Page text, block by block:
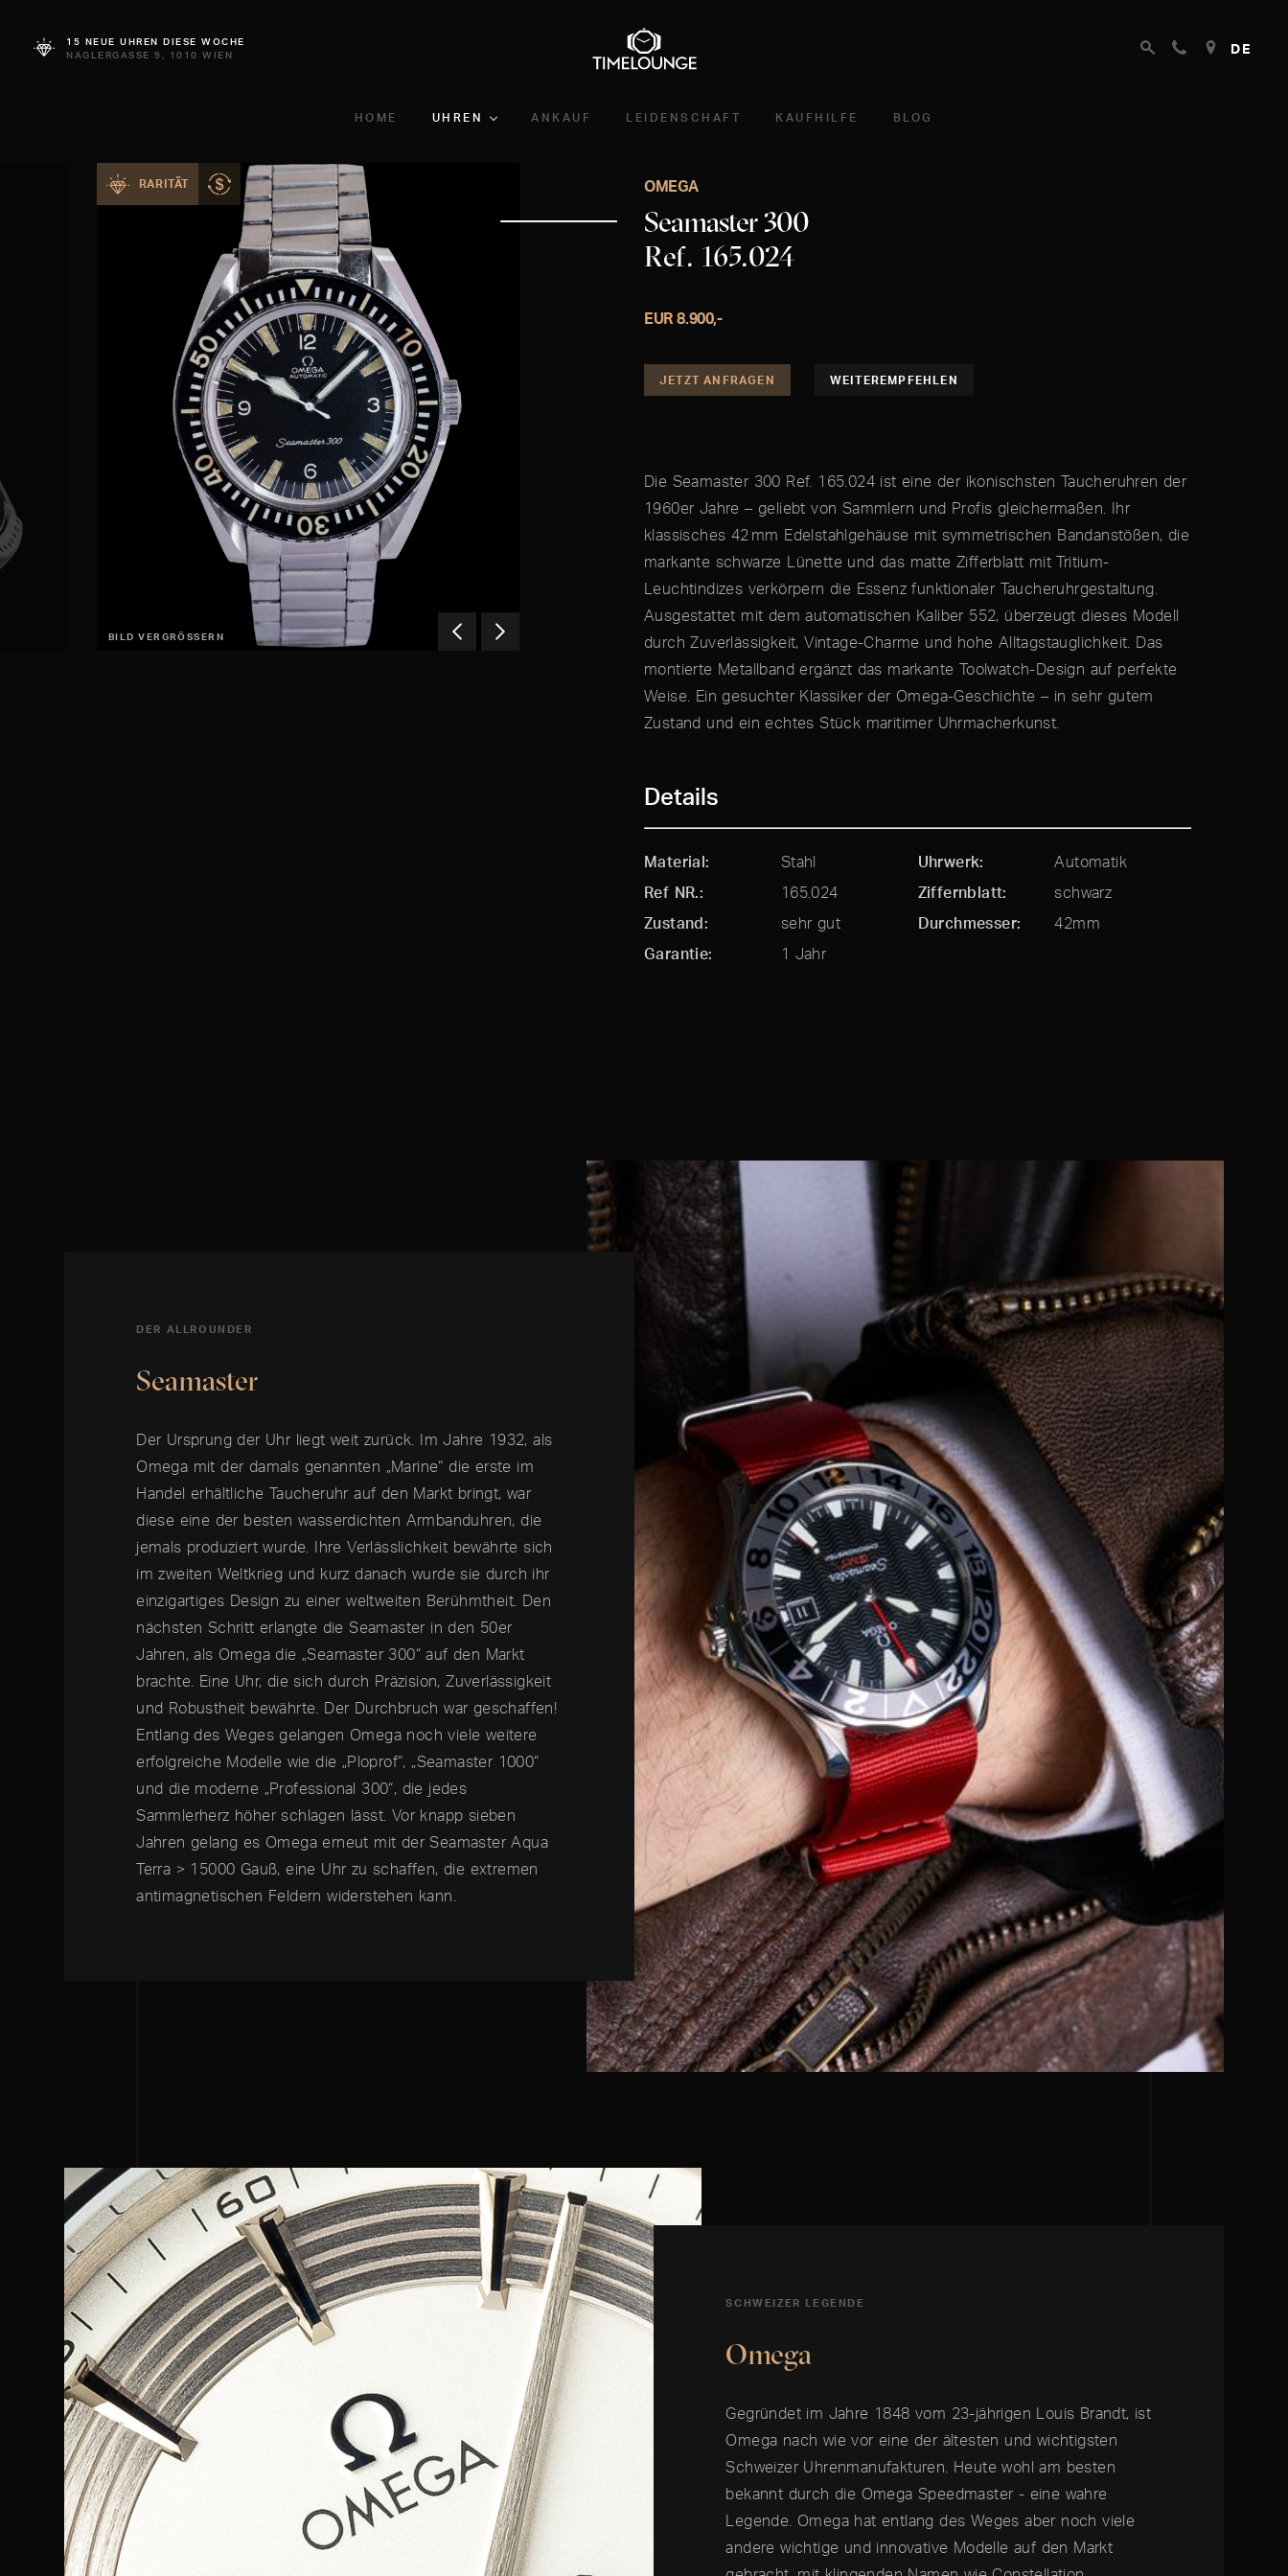
15 NEUE UHREN DIESE WOCHE
NAGLERGASSE 9, 1010 WIEN
DE
HOME UHREN ANKAUF LEIDENSCHAFT KAUFHILFE BLOG
BILD VERGRÖSSERN
RARITÄT OMEGA
Seamaster 300
Ref. 165.024
EUR 8.900,-
JETZT ANFRAGEN WEITEREMPFEHLEN
Die Seamaster 300 Ref. 165.024 ist eine der ikonischsten Taucheruhren der
1960er Jahre – geliebt von Sammlern und Profis gleichermaßen. Ihr
klassisches 42 mm Edelstahlgehäuse mit symmetrischen Bandanstößen, die
markante schwarze Lünette und das matte Zifferblatt mit Tritium-
Leuchtindizes verkörpern die Essenz funktionaler Taucheruhrgestaltung.
Ausgestattet mit dem automatischen Kaliber 552, überzeugt dieses Modell
durch Zuverlässigkeit, Vintage-Charme und hohe Alltagstauglichkeit. Das
montierte Metallband ergänzt das markante Toolwatch-Design auf perfekte
Weise. Ein gesuchter Klassiker der Omega-Geschichte – in sehr gutem
Zustand und ein echtes Stück maritimer Uhrmacherkunst.
Details
Material Stahl Uhrwerk
Automatik
Ref NR.
165.024 Ziffernblatt
schwarz
Zustand
sehr gut Durchmesser
42mm
Garantie
1 Jahr
DER ALLROUNDER
Seamaster
Der Ursprung der Uhr liegt weit zurück. Im Jahre 1932, als
Omega mit der damals genannten „Marine“ die erste im
Handel erhältliche Taucheruhr auf den Markt bringt, war
diese eine der besten wasserdichten Armbanduhren, die
jemals produziert wurde. Ihre Verlässlichkeit bewährte sich
im zweiten Weltkrieg und kurz danach wurde sie durch ihr
einzigartiges Design zu einer weltweiten Berühmtheit. Den
nächsten Schritt erlangte die Seamaster in den 50er
Jahren, als Omega die „Seamaster 300“ auf den Markt
brachte. Eine Uhr, die sich durch Präzision, Zuverlässigkeit
und Robustheit bewährte. Der Durchbruch war geschaffen!
Entlang des Weges gelangen Omega noch viele weitere
erfolgreiche Modelle wie die „Ploprof“, „Seamaster 1000“
und die moderne „Professional 300“, die jedes
Sammlerherz höher schlagen lässt. Vor knapp sieben
Jahren gelang es Omega erneut mit der Seamaster Aqua
Terra > 15000 Gauß, eine Uhr zu schaffen, die extremen
antimagnetischen Feldern widerstehen kann.
SCHWEIZER LEGENDE
Omega
Gegründet im Jahre 1848 vom 23-jährigen Louis Brandt, ist
Omega nach wie vor eine der ältesten und wichtigsten
Schweizer Uhrenmanufakturen. Heute wohl am besten
bekannt durch die Omega Speedmaster - eine wahre
Legende. Omega hat entlang des Weges aber noch viele
andere wichtige und innovative Modelle auf den Markt